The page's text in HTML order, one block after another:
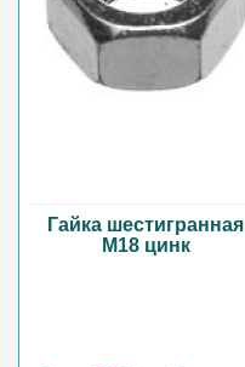
Гайка шестигранная
М18 цинк